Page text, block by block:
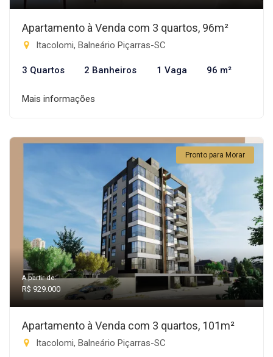
Apartamento à Venda com 3 quartos, 96m²
Itacolomi, Balneário Piçarras-SC
3 Quartos 2 Banheiros 1 Vaga 96 m²
Mais informações
Pronto para Morar
A partir de:
R$ 929.000
Apartamento à Venda com 3 quartos, 101m²
Itacolomi, Balneário Piçarras-SC